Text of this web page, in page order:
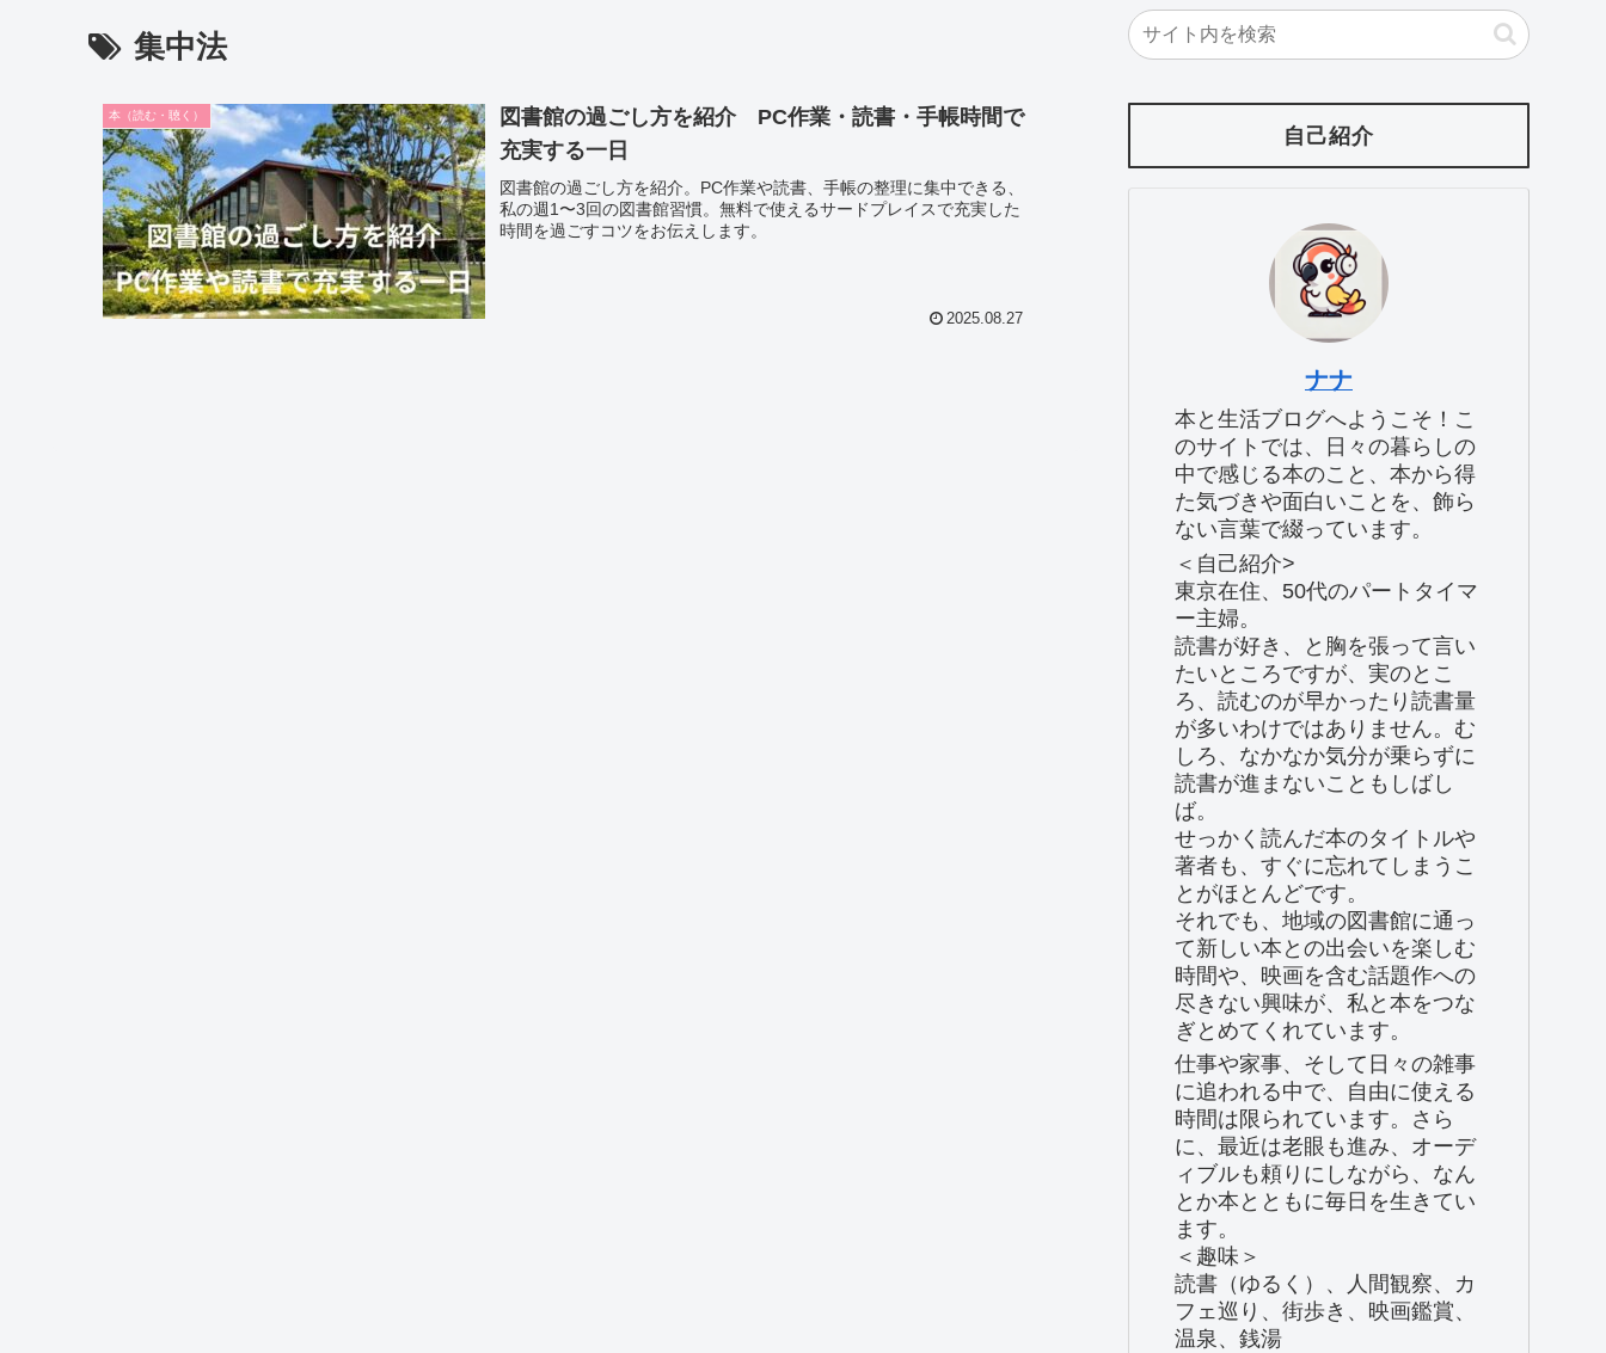
集中法
本（読む・聴く）
図書館の過ごし方を紹介 PC作業・読書・手帳時間で
充実する一日
図書館の過ごし方を紹介。PC作業や読書、手帳の整理に集中できる、
私の週1〜3回の図書館習慣。無料で使えるサードプレイスで充実した
時間を過ごすコツをお伝えします。
2025.08.27
自己紹介
ナナ
本と生活ブログへようこそ！こ
のサイトでは、日々の暮らしの
中で感じる本のこと、本から得
た気づきや面白いことを、飾ら
ない言葉で綴っています。
＜自己紹介>
東京在住、50代のパートタイマ
ー主婦。
読書が好き、と胸を張って言い
たいところですが、実のとこ
ろ、読むのが早かったり読書量
が多いわけではありません。む
しろ、なかなか気分が乗らずに
読書が進まないこともしばし
ば。
せっかく読んだ本のタイトルや
著者も、すぐに忘れてしまうこ
とがほとんどです。
それでも、地域の図書館に通っ
て新しい本との出会いを楽しむ
時間や、映画を含む話題作への
尽きない興味が、私と本をつな
ぎとめてくれています。
仕事や家事、そして日々の雑事
に追われる中で、自由に使える
時間は限られています。さら
に、最近は老眼も進み、オーデ
ィブルも頼りにしながら、なん
とか本とともに毎日を生きてい
ます。
＜趣味＞
読書（ゆるく）、人間観察、カ
フェ巡り、街歩き、映画鑑賞、
温泉、銭湯